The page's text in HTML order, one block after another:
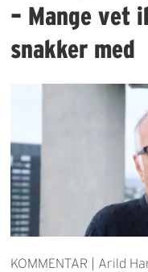
– Mange vet
snakker med
KOMMENTAR | Arild